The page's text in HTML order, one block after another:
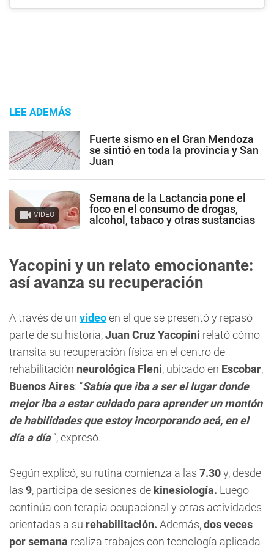
LEE ADEMÁS
Fuerte sismo en el Gran Mendoza
se sintió en toda la provincia y San
Juan
VIDEO
Semana de la Lactancia pone el
foco en el consumo de drogas,
alcohol, tabaco y otras sustancias
Yacopini y un relato emocionante:
así avanza su recuperación
A través de un videoen el que se presentó y repasó
parte de su historia,Juan Cruz Yacopini relató cómo
transita su recuperación física en el centro de
rehabilitación neurológica Fleni, ubicado en Escobar,
Buenos Aires: “Sabía que iba a ser el lugar donde
mejor iba a estar cuidado para aprender un montón
de habilidades que estoy incorporando acá, en el
día a día”, expresó.
Según explicó, su rutina comienza a las 7.30y, desde
las 9, participa de sesiones de kinesiología. Luego
continúa con terapia ocupacional y otras actividades
orientadas a su rehabilitación. Además,dos veces
por semana realiza trabajos con tecnología aplicada